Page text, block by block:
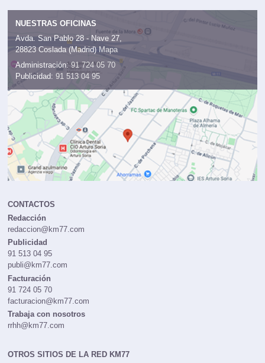
NUESTRAS OFICINAS
Avda. San Pablo 28 - Nave 27,
28823 Coslada (Madrid) Mapa
Administración: 91 724 05 70
Publicidad: 91 513 04 95
CONTACTOS
Redacción
redaccion@km77.com
Publicidad
91 513 04 95
publi@km77.com
Facturación
91 724 05 70
facturacion@km77.com
Trabaja con nosotros
rrhh@km77.com
OTROS SITIOS DE LA RED KM77